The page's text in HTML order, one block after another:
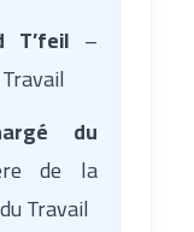
T’feil –
du
de la
Travail